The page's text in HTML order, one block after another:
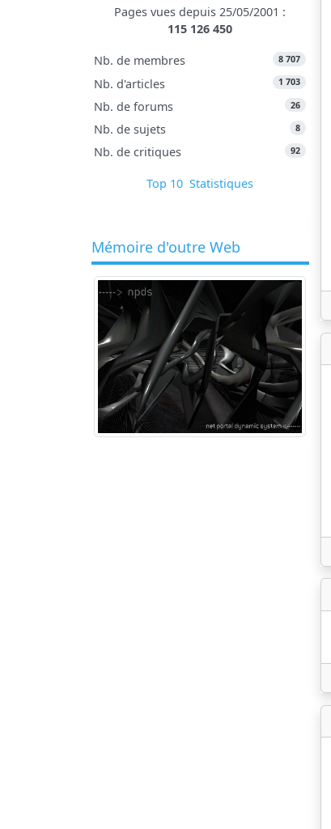
Pages vues depuis 25/05/2001 :
115 126 450
Nb. de membres 8 707
Nb. d'articles 1 703
Nb. de forums 26
Nb. de sujets 8
Nb. de critiques 92
Top 10 Statistiques
Mémoire d'outre Web